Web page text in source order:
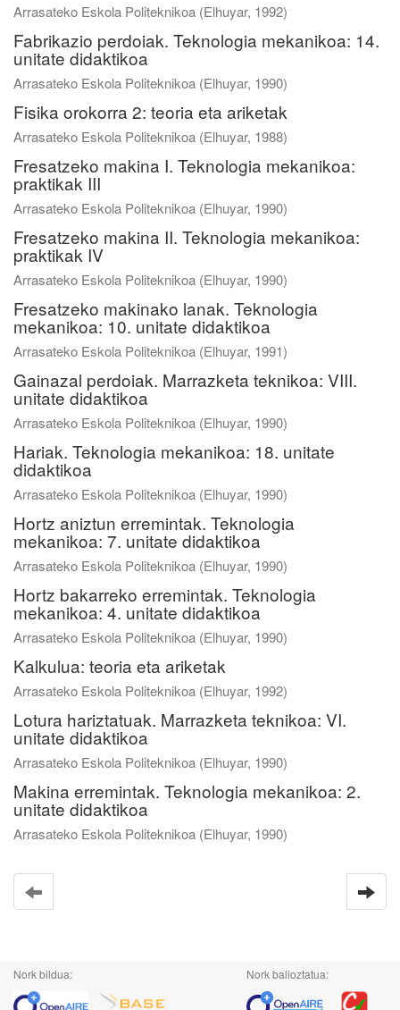
Arrasateko Eskola Politeknikoa (Elhuyar, 1992)
Fabrikazio perdoiak. Teknologia mekanikoa: 14.
unitate didaktikoa
Arrasateko Eskola Politeknikoa (Elhuyar, 1990)
Fisika orokorra 2: teoria eta ariketak
Arrasateko Eskola Politeknikoa (Elhuyar, 1988)
Fresatzeko makina I. Teknologia mekanikoa:
praktikak III
Arrasateko Eskola Politeknikoa (Elhuyar, 1990)
Fresatzeko makina II. Teknologia mekanikoa:
praktikak IV
Arrasateko Eskola Politeknikoa (Elhuyar, 1990)
Fresatzeko makinako lanak. Teknologia
mekanikoa: 10. unitate didaktikoa
Arrasateko Eskola Politeknikoa (Elhuyar, 1991)
Gainazal perdoiak. Marrazketa teknikoa: VIII.
unitate didaktikoa
Arrasateko Eskola Politeknikoa (Elhuyar, 1990)
Hariak. Teknologia mekanikoa: 18. unitate
didaktikoa
Arrasateko Eskola Politeknikoa (Elhuyar, 1990)
Hortz aniztun erremintak. Teknologia
mekanikoa: 7. unitate didaktikoa
Arrasateko Eskola Politeknikoa (Elhuyar, 1990)
Hortz bakarreko erremintak. Teknologia
mekanikoa: 4. unitate didaktikoa
Arrasateko Eskola Politeknikoa (Elhuyar, 1990)
Kalkulua: teoria eta ariketak
Arrasateko Eskola Politeknikoa (Elhuyar, 1992)
Lotura hariztatuak. Marrazketa teknikoa: VI.
unitate didaktikoa
Arrasateko Eskola Politeknikoa (Elhuyar, 1990)
Makina erremintak. Teknologia mekanikoa: 2.
unitate didaktikoa
Arrasateko Eskola Politeknikoa (Elhuyar, 1990)
Nork bildua: Nork balioztatua: